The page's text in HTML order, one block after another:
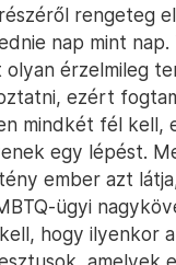
rengeteg
nap mint nap.
érzelmileg
ezért
mindkét fél kell,
egy lépést.
ember azt
ügyi
hogy ilyenkor